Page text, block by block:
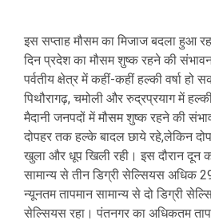
इस सप्ताह मौसम का मिजाज बदला हुआ
दिन प्रदेश का मौसम शुष्क रहने की
पर्वतीय क्षेत्र में कहीं-कहीं हल्की वर्षा हो
पिथौरागढ़, चमोली और रुद्रप्रयाग में
मैदानी जनपदों में मौसम शुष्क रहने की
दोपहर तक हल्के बादल छाये रहे,लेकिन
खुला और धूप खिली रही। इस दौरान दून
सामान्य से तीन डिग्री सेल्सियस अधिक
न्यूनतम तापमान सामान्य से दो डिग्री
सेल्सियस रहा। पंतनगर का अधिकतम